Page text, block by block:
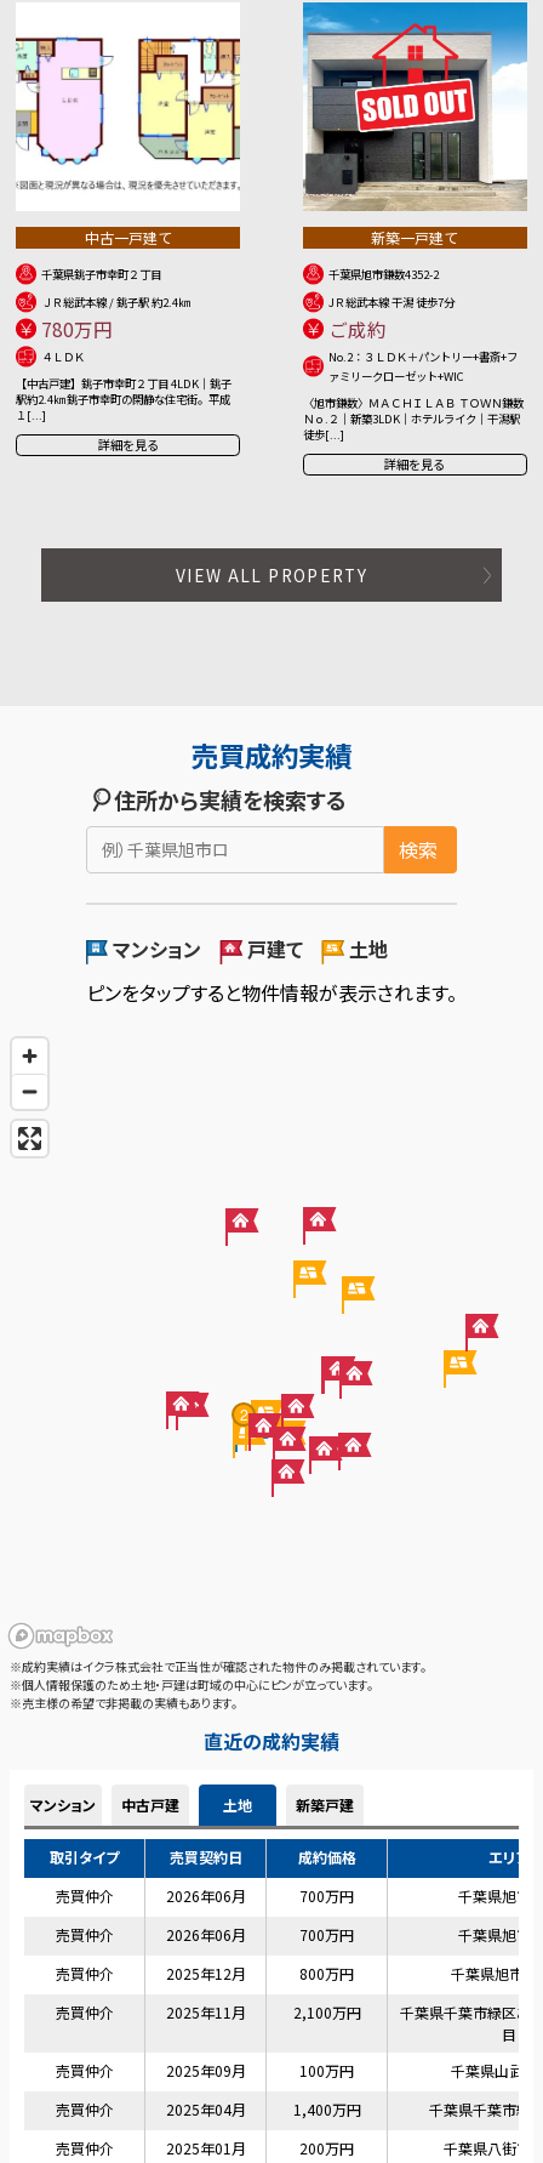
中古一戸建て
千葉県銚子市幸町２丁目
ＪＲ総武本線 / 銚子駅 約2.4㎞
780万円
４ＬＤＫ
【中古戸建】銚子市幸町２丁目 4LDK｜銚子
駅約2.4㎞ 銚子市幸町の閑静な住宅街。平成
１[...]
詳細を見る
新築一戸建て
千葉県旭市鎌数4352-2
JＲ総武本線 干潟 徒歩7分
ご成約
No.2：３ＬＤＫ＋パントリー+書斎+フ
ァミリークローゼット+WIC
〈旭市鎌数〉ＭＡＣＨＩＬＡＢ ＴＯＷＮ鎌数
Ｎｏ.２｜新築3LDK｜ホテルライク｜干潟駅
徒歩[...]
詳細を見る
VIEW ALL PROPERTY